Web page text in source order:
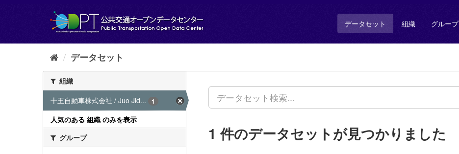
し
データセット 組織 グループ
データセット
組織
十王自動車株式会社 / Juo Jid...
1
人気のある 組織 のみを表示
グループ
1 件のデータセットが見つかりました